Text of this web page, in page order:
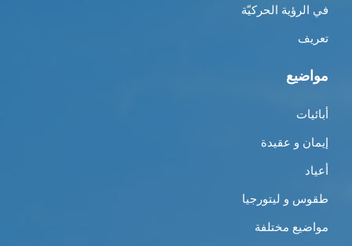
في الرؤية الحركيّة
تعريف
مواضيع
أبائيات
إيمان و عقيدة
أعياد
طقوس و ليتورجيا
مواضيع مختلفة